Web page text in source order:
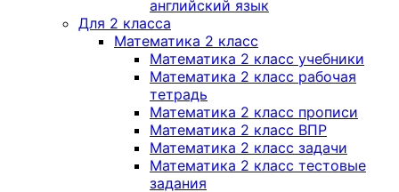
английский язык
Для 2 класса
Математика 2 класс
Математика 2 класс учебники
Математика 2 класс рабочая
тетрадь
Математика 2 класс прописи
Математика 2 класс ВПР
Математика 2 класс задачи
Математика 2 класс тестовые
задания